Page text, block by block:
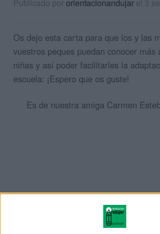
Publicado pororientacionandujar el 3
Os dejo esta carta para que los y las
vuestros peques puedan conocer más
niñas y así poder facilitarles la
escuela: ¡Espero que os guste!
Es de nuestra amiga Carmen